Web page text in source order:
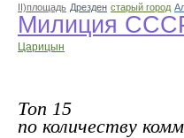
II)площадь Дрезден старый город
Милиция
Царицын
Топ 15
по количеству